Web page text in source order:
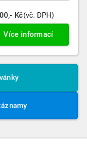
Kč(vč. DPH)
Více informací